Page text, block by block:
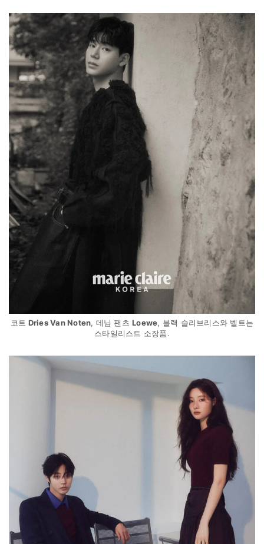
코트 Dries Van Noten, 데님 팬츠Loewe, 블랙 슬리브리스와 벨트는
스타일리스트 소장품.